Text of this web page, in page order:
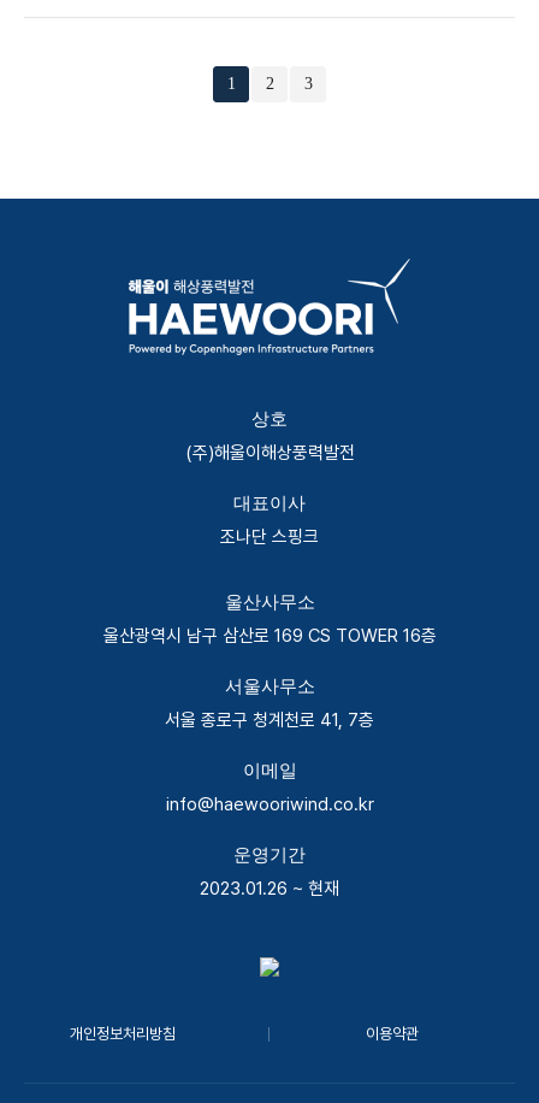
1 2 3
상호
(주)해울이해상풍력발전
대표이사
조나단 스핑크
울산사무소
울산광역시 남구 삼산로 169 CS TOWER 16층
서울사무소
서울 종로구 청계천로 41, 7층
이메일
info@haewooriwind.co.kr
운영기간
2023.01.26 ~ 현재
개인정보처리방침 이용약관